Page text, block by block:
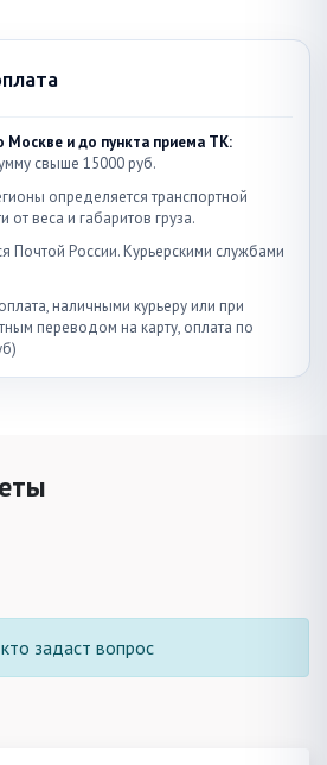
Москве и до пункта приема ТК:
свыше 15000 руб.
определяется транспортной
от веса и габаритов груза.
Почтой России. Курьерскими службами
наличными курьеру или при
переводом на карту, оплата по
задаст вопрос